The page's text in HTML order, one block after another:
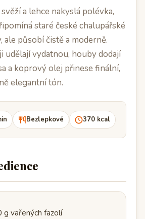
a lehce nakyslá polévka,
staré české chalupářské
ale působí čistě a moderně.
udělají vydatnou, houby dodají
a koprový olej přinese finální,
elegantní tón.
Bezlepkové 370 kcal
g vařených fazolí